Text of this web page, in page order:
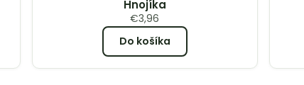
Hnojíka
€3,96
Do košíka